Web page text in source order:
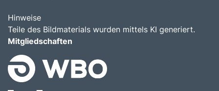
Hinweise
Teile des Bildmaterials wurden mittels KI generiert.
Mitgliedschaften